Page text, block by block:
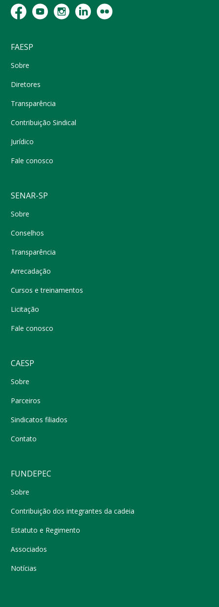
FAESP
Sobre
Diretores
Transparência
Contribuição Sindical
Jurídico
Fale conosco
SENAR-SP
Sobre
Conselhos
Transparência
Arrecadação
Cursos e treinamentos
Licitação
Fale conosco
CAESP
Sobre
Parceiros
Sindicatos filiados
Contato
FUNDEPEC
Sobre
Contribuição dos integrantes da cadeia
Estatuto e Regimento
Associados
Notícias